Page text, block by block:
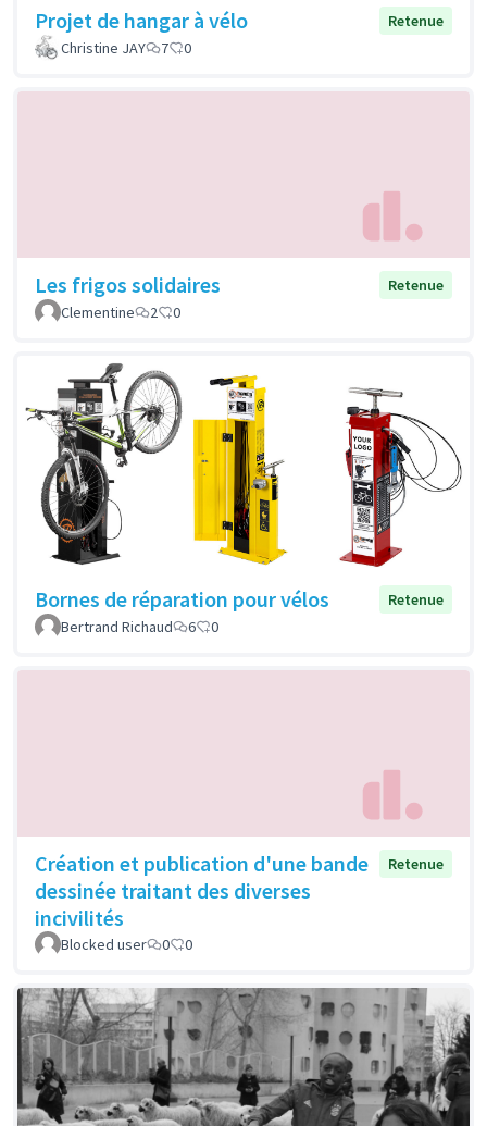
Projet de hangar à vélo
Retenue
Christine JAY
7 0
Les frigos solidaires
Retenue
Clementine
2 0
Bornes de réparation pour vélos
Retenue
Bertrand Richaud
6 0
Création et publication d'une bande
dessinée traitant des diverses
incivilités
Retenue
Blocked user 0 0